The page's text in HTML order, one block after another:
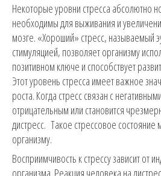
Некоторые уровни стресса абсолютно
необходимы для выживания и
мозге. «Хороший» стресс, называемый
стимуляцией, позволяет организму
позитивном ключе и способствует
Этот уровень стресса имеет важное
роста. Когда стресс связан с
отрицательным или становится
дистресс. Такое стрессовое состояние
организму.
Восприимчивость к стрессу зависит от
организма. Реакция человека на